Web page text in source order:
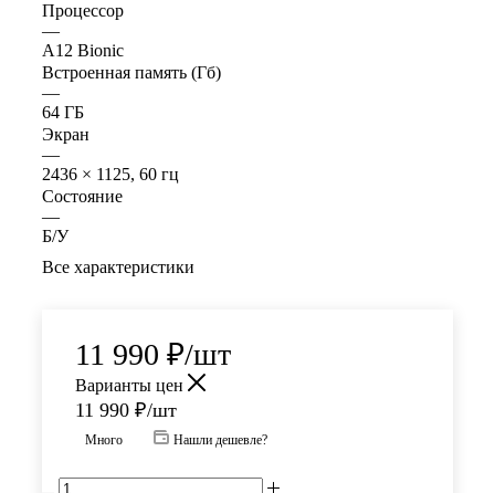
Процессор
—
A12 Bionic
Встроенная память (Гб)
—
64 ГБ
Экран
—
2436 × 1125, 60 гц
Состояние
—
Б/У
Все характеристики
11 990 ₽/шт
Варианты цен
11 990 ₽/шт
Много Нашли дешевле?